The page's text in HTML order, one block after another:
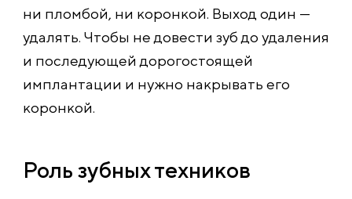
ни пломбой, ни коронкой. Выход один —
удалять. Чтобы не довести зуб до удаления
и последующей дорогостоящей
имплантации и нужно накрывать его
коронкой.
Роль зубных техников